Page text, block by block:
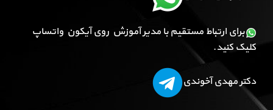
برای ارتباط مستقیم با مدیر آموزش روی آیکون واتساپ
کلیک کنید.
دکتر مهدی آخوندی